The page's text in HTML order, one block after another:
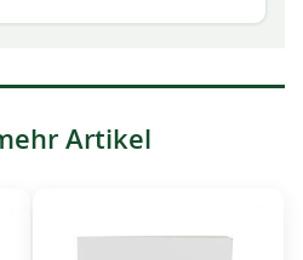
Artikel